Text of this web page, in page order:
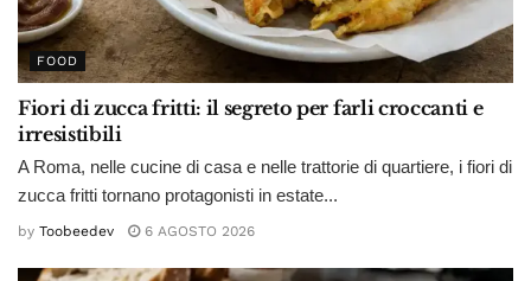
FOOD
Fiori di zucca fritti: il segreto per farli croccanti e
irresistibili
A Roma, nelle cucine di casa e nelle trattorie di quartiere, i fiori di
zucca fritti tornano protagonisti in estate...
by Toobeedev 6 AGOSTO 2026